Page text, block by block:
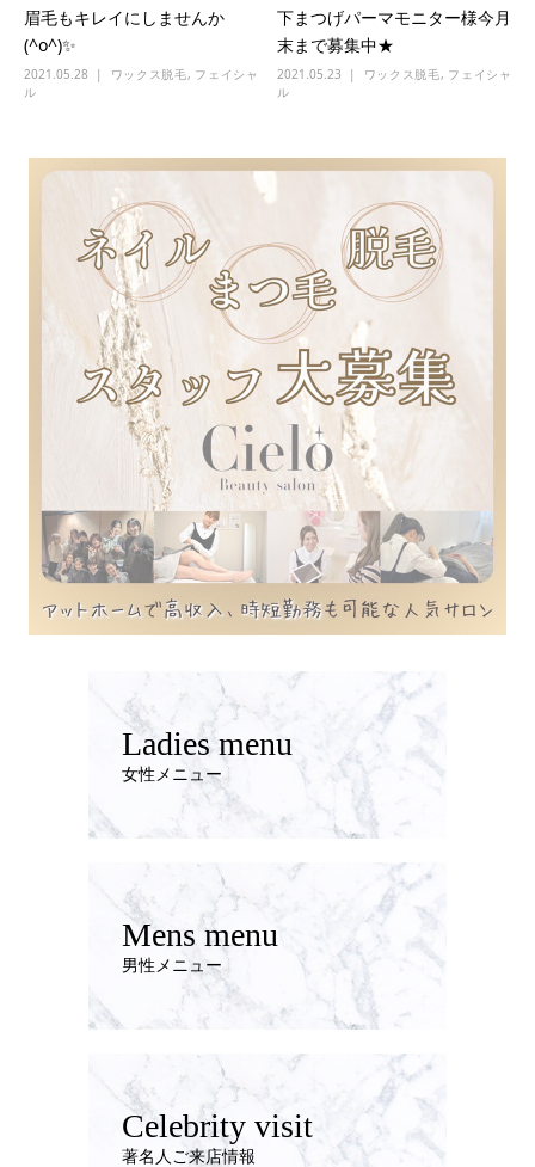
眉毛もキレイにしませんか
(^o^)✨
2021.05.28 ワックス脱毛, フェイシャ
ル
下まつげパーマモニター様今月
末まで募集中★
2021.05.23 ワックス脱毛, フェイシャ
ル
Ladies menu
女性メニュー
Mens menu
男性メニュー
Celebrity visit
著名人ご来店情報